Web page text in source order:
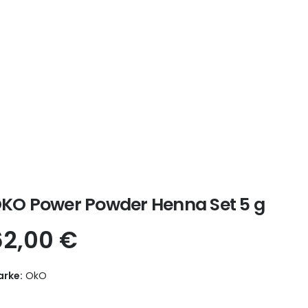
Power Powder Henna Set 5 g
€
OkO